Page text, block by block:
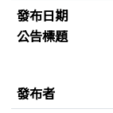
發布日期
公告標題
發布者